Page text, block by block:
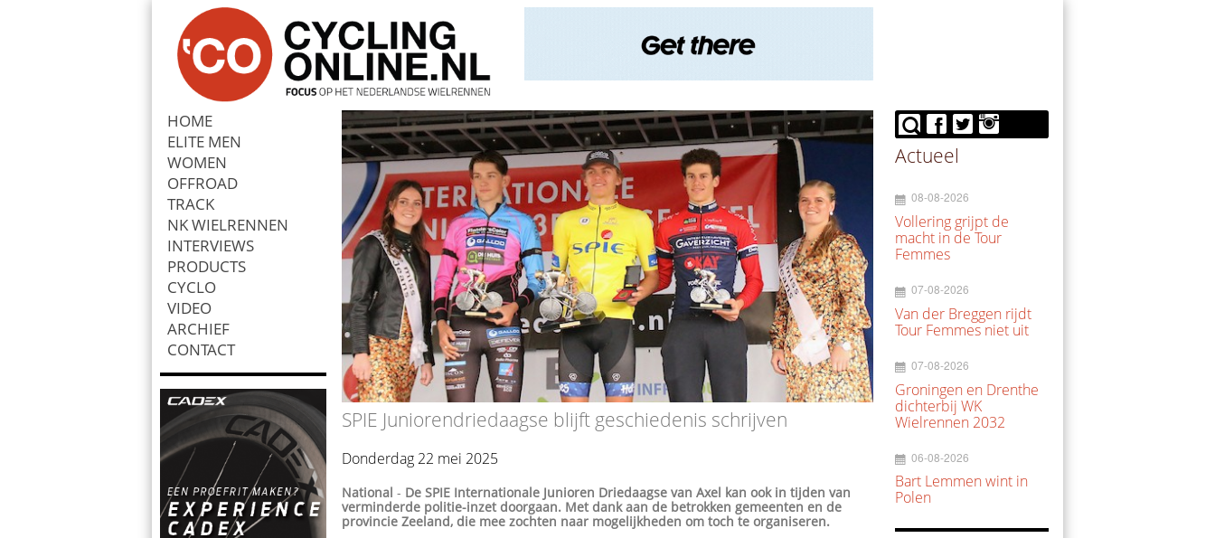
HOME
ELITE MEN
WOMEN
OFFROAD
TRACK
NK WIELRENNEN
INTERVIEWS
PRODUCTS
CYCLO
VIDEO
ARCHIEF
CONTACT
Zoek
SPIE Juniorendriedaagse blijft geschiedenis schrijven
Donderdag 22 mei 2025
National - De SPIE Internationale Junioren Driedaagse van Axel kan ook in tijden van
verminderde politie-inzet doorgaan. Met dank aan de betrokken gemeenten en de
provincie Zeeland, die mee zochten naar mogelijkheden om toch te organiseren.
Actueel
08-08-2026
Vollering grijpt de
macht in de Tour
Femmes
07-08-2026
Van der Breggen rijdt
Tour Femmes niet uit
07-08-2026
Groningen en Drenthe
dichterbij WK
Wielrennen 2032
06-08-2026
Bart Lemmen wint in
Polen